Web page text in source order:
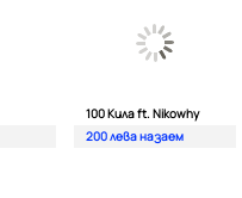
100 Кила ft. Nikowhy
200 лева назаем